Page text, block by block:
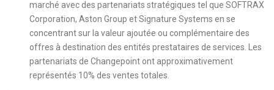
marché avec des partenariats stratégiques tel que SOFTRAX
Corporation, Aston Group et Signature Systems en se
concentrant sur la valeur ajoutée ou complémentaire des
offres à destination des entités prestataires de services. Les
partenariats de Changepoint ont approximativement
représentés 10% des ventes totales.